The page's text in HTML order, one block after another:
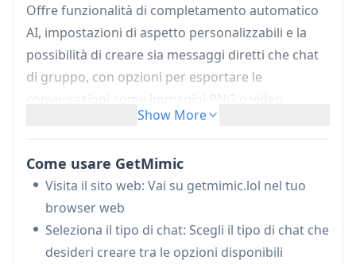
Offre funzionalità di completamento automatico
AI, impostazioni di aspetto personalizzabili e la
possibilità di creare sia messaggi diretti che chat
di gruppo, con opzioni per esportare le
conversazioni come immagini PNG o video.
Supporto multi-piattaforma:
vasta gamma di piattaforme di messaggistica
tra cui WhatsApp, Telegram, Instagram,
Discord, iMessage, Twitter DM e altro
Completamento automatico AI:
completamento intelligente dei messaggi per
aiutare gli utenti a creare conversazioni più
Show More
Come usare GetMimic
Visita il sito web: Vai su getmimic.lol nel tuo
browser web
Seleziona il tipo di chat: Scegli il tipo di chat che
desideri creare tra le opzioni disponibili